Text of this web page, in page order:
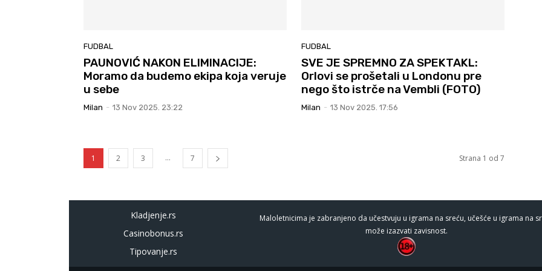
FUDBAL
PAUNOVIĆ NAKON ELIMINACIJE:
Moramo da budemo ekipa koja veruje
u sebe
Milan - 13 Nov 2025. 23:22
FUDBAL
SVE JE SPREMNO ZA SPEKTAKL:
Orlovi se prošetali u Londonu pre
nego što istrče na Vembli (FOTO)
Milan - 13 Nov 2025. 17:56
1 2 3 ... 7 Strana 1 od 7
Kladjenje.rs
Casinobonus.rs
Tipovanje.rs
Maloletnicima je zabranjeno da učestvuju u igrama na sreću, učešće u igrama na
može izazvati zavisnost.